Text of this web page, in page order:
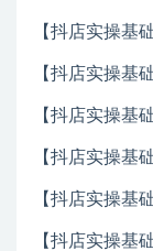
【抖店实操基
【抖店实操基
【抖店实操基
【抖店实操基
【抖店实操基
【抖店实操基